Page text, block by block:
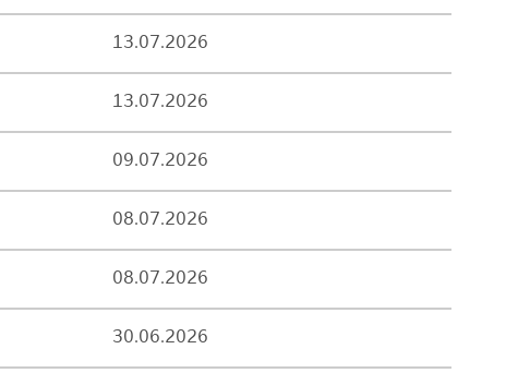
13.07.2026
13.07.2026
09.07.2026
08.07.2026
08.07.2026
30.06.2026